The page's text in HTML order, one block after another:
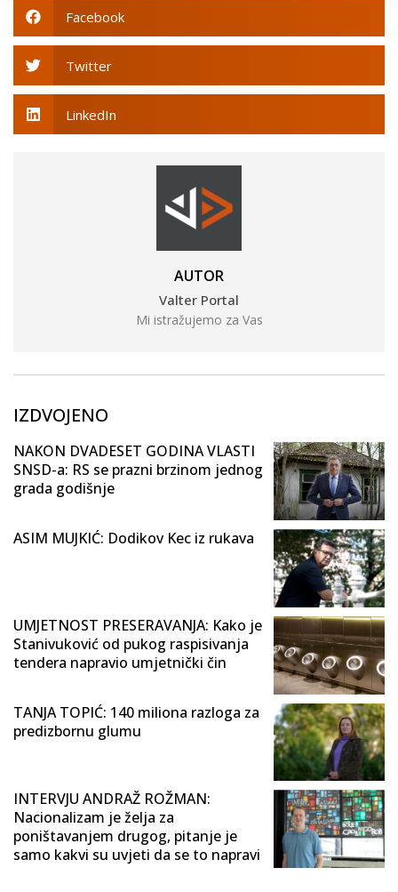
Facebook
Twitter
LinkedIn
AUTOR
Valter Portal
Mi istražujemo za Vas
IZDVOJENO
NAKON DVADESET GODINA VLASTI
SNSD-a: RS se prazni brzinom jednog
grada godišnje
ASIM MUJKIĆ: Dodikov Kec iz rukava
UMJETNOST PRESERAVANJA: Kako je
Stanivuković od pukog raspisivanja
tendera napravio umjetnički čin
TANJA TOPIĆ: 140 miliona razloga za
predizbornu glumu
INTERVJU ANDRAŽ ROŽMAN:
Nacionalizam je želja za
poništavanjem drugog, pitanje je
samo kakvi su uvjeti da se to napravi